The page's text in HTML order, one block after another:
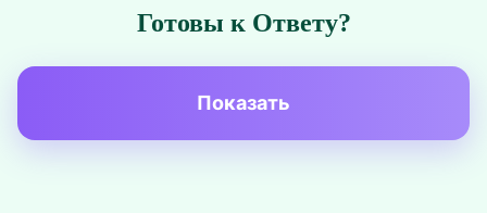
Готовы к Ответу?
Показать